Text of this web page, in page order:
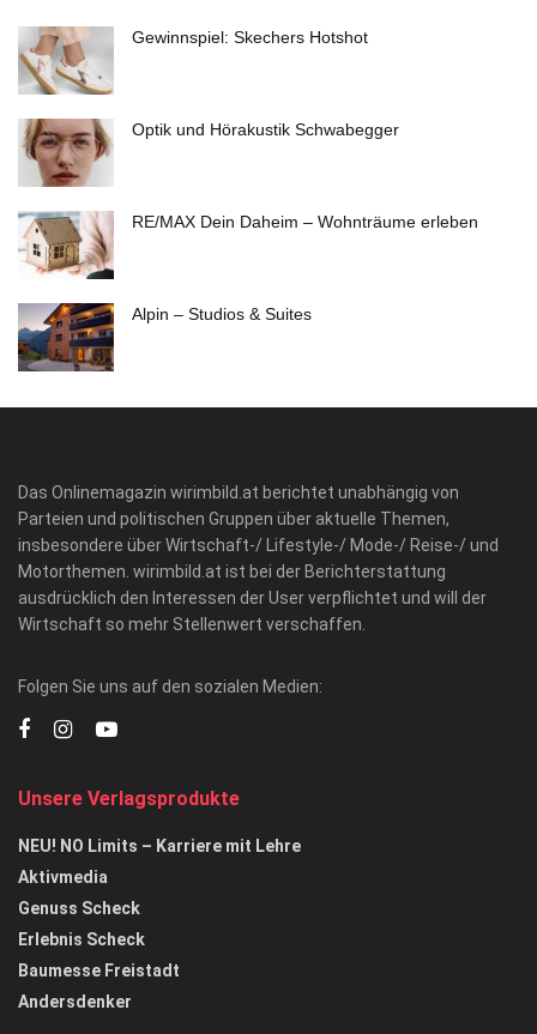
Gewinnspiel: Skechers Hotshot
Optik und Hörakustik Schwabegger
RE/MAX Dein Daheim – Wohnträume erleben
Alpin – Studios & Suites
Das Onlinemagazin wirimbild.at berichtet unabhängig von
Parteien und politischen Gruppen über aktuelle Themen,
insbesondere über Wirtschaft-/ Lifestyle-/ Mode-/ Reise-/ und
Motorthemen. wirimbild.at ist bei der Berichterstattung
ausdrücklich den Interessen der User verpflichtet und will der
Wirtschaft so mehr Stellenwert verschaffen.
Folgen Sie uns auf den sozialen Medien:
Unsere Verlagsprodukte
NEU! NO Limits – Karriere mit Lehre
Aktivmedia
Genuss Scheck
Erlebnis Scheck
Baumesse Freistadt
Andersdenker